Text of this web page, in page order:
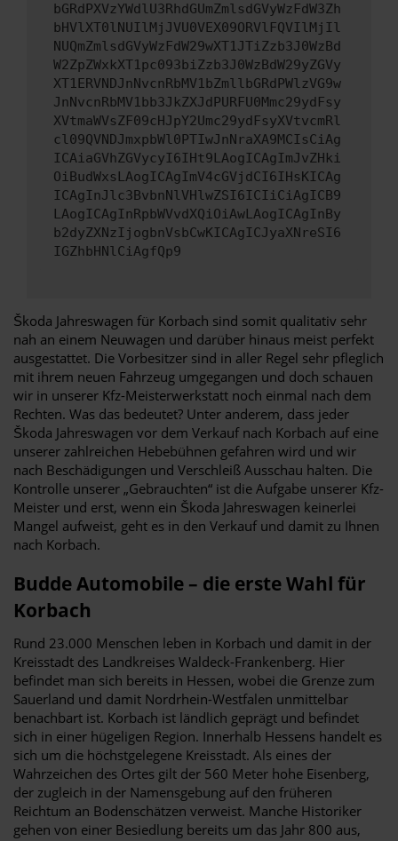
bGRdPXVzYWdlU3RhdGUmZmlsdGVyWzFdW3Zh
bHVlXT0lNUIlMjJVU0VEX09ORVlFQVIlMjIl
NUQmZmlsdGVyWzFdW29wXT1JTiZzb3J0WzBd
W2ZpZWxkXT1pc093biZzb3J0WzBdW29yZGVy
XT1ERVNDJnNvcnRbMV1bZmllbGRdPWlzVG9w
JnNvcnRbMV1bb3JkZXJdPURFU0Mmc29ydFsy
XVtmaWVsZF09cHJpY2Umc29ydFsyXVtvcmRl
cl09QVNDJmxpbWl0PTIwJnNraXA9MCIsCiAg
ICAiaGVhZGVycyI6IHt9LAogICAgImJvZHki
OiBudWxsLAogICAgImV4cGVjdCI6IHsKICAg
ICAgInJlc3BvbnNlVHlwZSI6ICIiCiAgICB9
LAogICAgInRpbWVvdXQiOiAwLAogICAgInBy
b2dyZXNzIjogbnVsbCwKICAgICJyaXNreSI6
IGZhbHNlCiAgfQp9
Škoda Jahreswagen für Korbach sind somit qualitativ sehr
nah an einem Neuwagen und darüber hinaus meist perfekt
ausgestattet. Die Vorbesitzer sind in aller Regel sehr pfleglich
mit ihrem neuen Fahrzeug umgegangen und doch schauen
wir in unserer Kfz-Meisterwerkstatt noch einmal nach dem
Rechten. Was das bedeutet? Unter anderem, dass jeder
Škoda Jahreswagen vor dem Verkauf nach Korbach auf eine
unserer zahlreichen Hebebühnen gefahren wird und wir
nach Beschädigungen und Verschleiß Ausschau halten. Die
Kontrolle unserer „Gebrauchten“ ist die Aufgabe unserer Kfz-
Meister und erst, wenn ein Škoda Jahreswagen keinerlei
Mangel aufweist, geht es in den Verkauf und damit zu Ihnen
nach Korbach.
Budde Automobile – die erste Wahl für
Korbach
Rund 23.000 Menschen leben in Korbach und damit in der
Kreisstadt des Landkreises Waldeck-Frankenberg. Hier
befindet man sich bereits in Hessen, wobei die Grenze zum
Sauerland und damit Nordrhein-Westfalen unmittelbar
benachbart ist. Korbach ist ländlich geprägt und befindet
sich in einer hügeligen Region. Innerhalb Hessens handelt es
sich um die höchstgelegene Kreisstadt. Als eines der
Wahrzeichen des Ortes gilt der 560 Meter hohe Eisenberg,
der zugleich in der Namensgebung auf den früheren
Reichtum an Bodenschätzen verweist. Manche Historiker
gehen von einer Besiedlung bereits um das Jahr 800 aus,